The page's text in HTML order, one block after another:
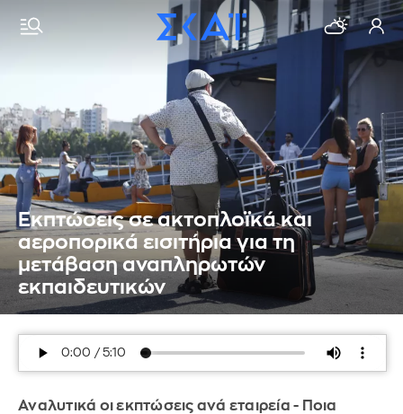
Εκπτώσεις σε ακτοπλοϊκά και
αεροπορικά εισιτήρια για τη
μετάβαση αναπληρωτών
εκπαιδευτικών
Αναλυτικά οι εκπτώσεις ανά εταιρεία - Ποια